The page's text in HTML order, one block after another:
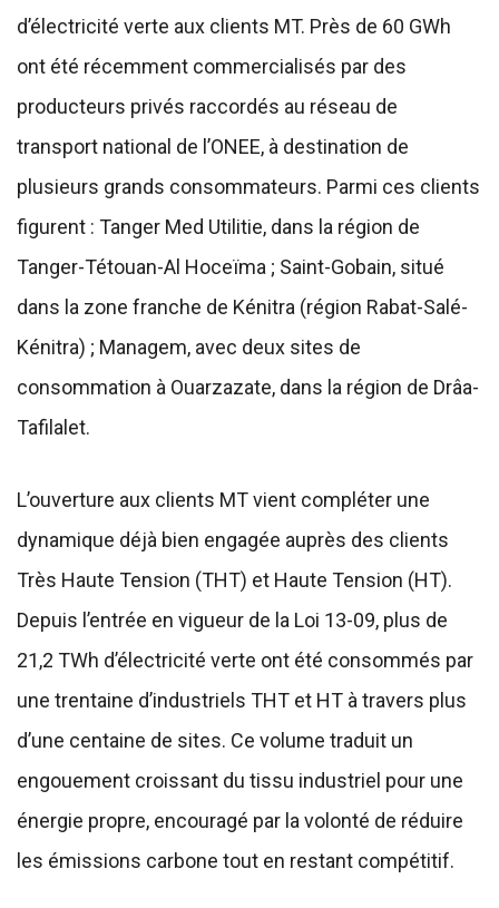
d’électricité verte aux clients MT. Près de 60 GWh
ont été récemment commercialisés par des
producteurs privés raccordés au réseau de
transport national de l’ONEE, à destination de
plusieurs grands consommateurs. Parmi ces clients
figurent : Tanger Med Utilitie, dans la région de
Tanger-Tétouan-Al Hoceïma ; Saint-Gobain, situé
dans la zone franche de Kénitra (région Rabat-Salé-
Kénitra) ; Managem, avec deux sites de
consommation à Ouarzazate, dans la région de Drâa-
Tafilalet.
L’ouverture aux clients MT vient compléter une
dynamique déjà bien engagée auprès des clients
Très Haute Tension (THT) et Haute Tension (HT).
Depuis l’entrée en vigueur de la Loi 13-09, plus de
21,2 TWh d’électricité verte ont été consommés par
une trentaine d’industriels THT et HT à travers plus
d’une centaine de sites. Ce volume traduit un
engouement croissant du tissu industriel pour une
énergie propre, encouragé par la volonté de réduire
les émissions carbone tout en restant compétitif.